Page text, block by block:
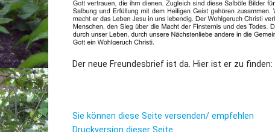
Der neue Freundesbrief ist da. Hier ist er zu finden:
Sie können diese Seite versenden/ empfehlen
Druckversion dieser Seite